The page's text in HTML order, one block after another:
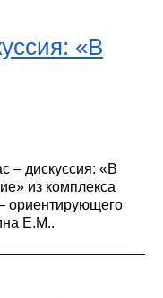
«В
– дискуссия: «В
из комплекса
ориентирующего
Е.М..